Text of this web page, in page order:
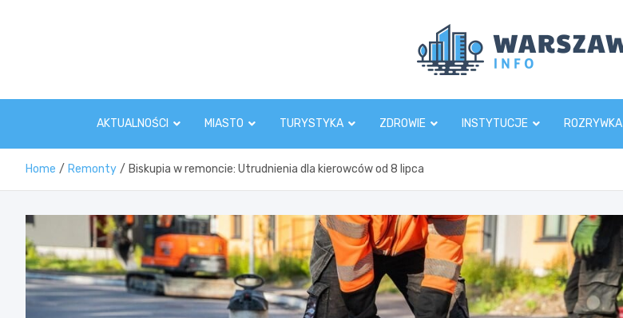
AKTUALNOŚCI MIASTO TURYSTYKA ZDROWIE INSTYTUCJE ROZRYWKA
Home Remonty Biskupia w remoncie: Utrudnienia dla kierowców od 8 lipca